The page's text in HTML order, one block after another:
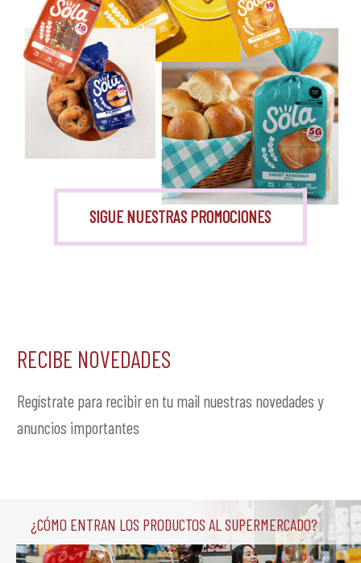
SIGUE NUESTRAS PROMOCIONES
RECIBE NOVEDADES
Regístrate para recibir en tu mail nuestras novedades y
anuncios importantes
¿Cómo entran los productos al supermercado?